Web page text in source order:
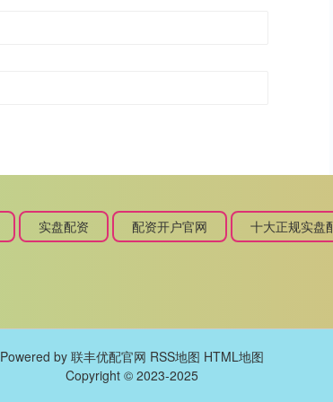
实盘配资 配资开户官网 十大正规实盘
Powered by 联丰优配官网 RSS地图 HTML地图
Copyright © 2023-2025